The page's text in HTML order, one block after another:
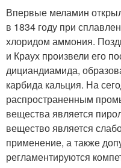
Впервые меламин
в 1834 году при
хлоридом аммония.
и Краух произвели его
дициандиамида,
карбида кальция. На
распространенным
вещества является
вещество является
применение, а также
регламентируются